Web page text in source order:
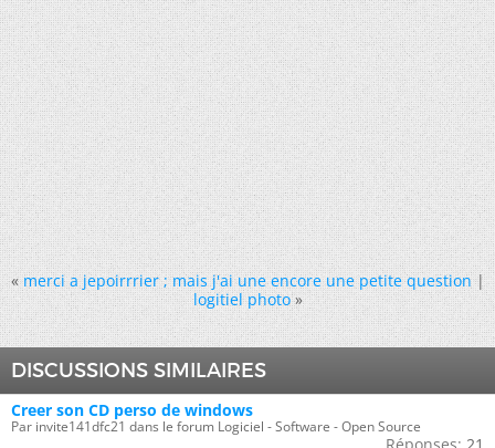
« merci a jepoirrrier ; mais j'ai une encore une petite question|
logitiel photo »
DISCUSSIONS SIMILAIRES
Creer son CD perso de windows
Par invite141dfc21 dans le forum Logiciel - Software - Open Source